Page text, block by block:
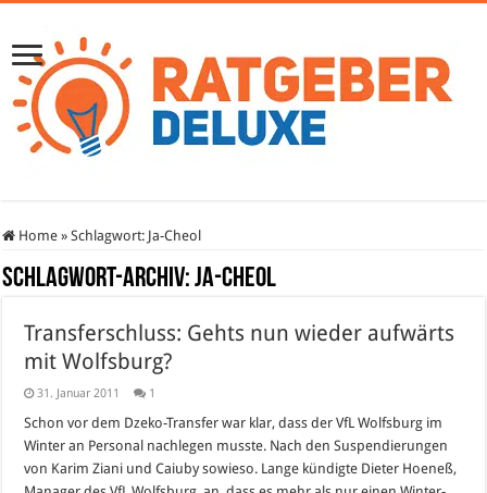
Home » Schlagwort: Ja-Cheol
Schlagwort-Archiv:Ja-Cheol
Transferschluss: Gehts nun wieder aufwärts
mit Wolfsburg?
31. Januar 2011 1
Schon vor dem Dzeko-Transfer war klar, dass der VfL Wolfsburg im
Winter an Personal nachlegen musste. Nach den Suspendierungen
von Karim Ziani und Caiuby sowieso. Lange kündigte Dieter Hoeneß,